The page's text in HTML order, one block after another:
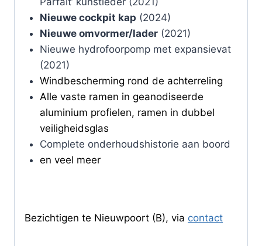
Nieuwe cockpit kap (2024)
Nieuwe omvormer/lader(2021)
Nieuwe hydrofoorpomp met expansievat
(2021)
Windbescherming rond de achterreling
Alle vaste ramen in geanodiseerde
aluminium profielen, ramen in dubbel
veiligheidsglas
Complete onderhoudshistorie aan boord
en veel meer
Bezichtigen te Nieuwpoort (B), via contact